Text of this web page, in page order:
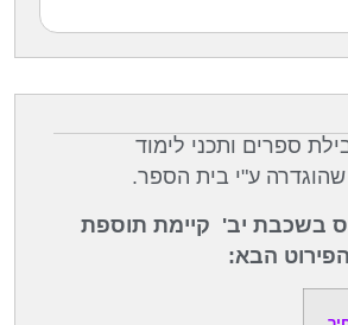
ספרים ותכני לימוד
שהוגדרה ע"י בית הספר.
בשכבת יב' קיימת תוספת
הבא: